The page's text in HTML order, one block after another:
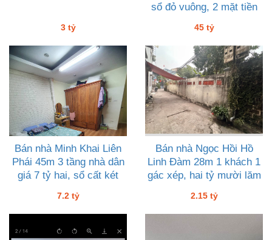
3 tỷ
sổ đỏ vuông, 2 mặt tiền
45 tỷ
Bán nhà Minh Khai Liên
Phái 45m 3 tầng nhà dân
giá 7 tỷ hai, sổ cất két
7.2 tỷ
Bán nhà Ngọc Hồi Hồ
Linh Đàm 28m 1 khách 1
gác xép, hai tỷ mười lăm
2.15 tỷ